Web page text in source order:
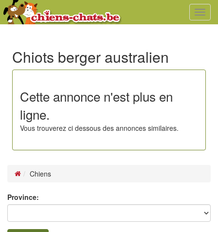
Chiots berger australien
Cette annonce n'est plus en
ligne.
Vous trouverez ci dessous des annonces similaires.
Chiens
Province: